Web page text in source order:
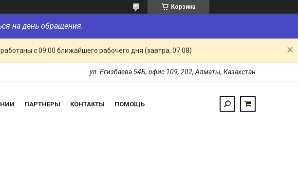
Корзина
на день обращения.
с 09:00 ближайшего рабочего дня (завтра, 07.08)
ул. Егизбаева 54Б, офис 109, 202, Алматы, Казахстан
ПАРТНЕРЫ КОНТАКТЫ ПОМОЩЬ